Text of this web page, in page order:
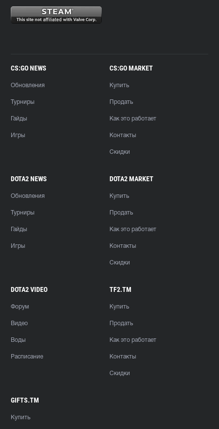
CS:GO NEWS
Обновления
Турниры
Гайды
Игры
CS:GO MARKET
Купить
Продать
Как это работает
Контакты
Скидки
DOTA2 NEWS
Обновления
Турниры
Гайды
Игры
DOTA2 MARKET
Купить
Продать
Как это работает
Контакты
Скидки
DOTA2 VIDEO
Форум
Видео
Воды
Расписание
TF2.TM
Купить
Продать
Как это работает
Контакты
Скидки
GIFTS.TM
Купить